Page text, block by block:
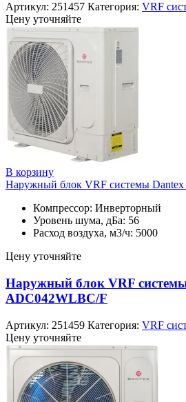
Артикул: 251457 Категория: VRF
Цену уточняйте
В корзину
Наружный блок VRF системы
Компрессор: Инверторный
Уровень шума, дБа: 56
Расход воздуха, м3/ч: 5000
Цену уточняйте
Наружный блок VRF
ADC042WLBC/F
Артикул: 251459 Категория: VRF
Цену уточняйте